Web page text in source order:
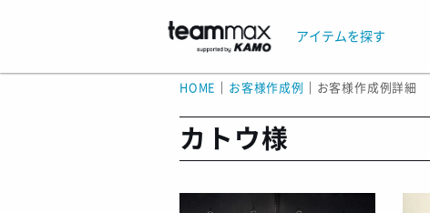
アイテムを探す
HOME お客様作成例 お客様作成例詳細
カトウ様